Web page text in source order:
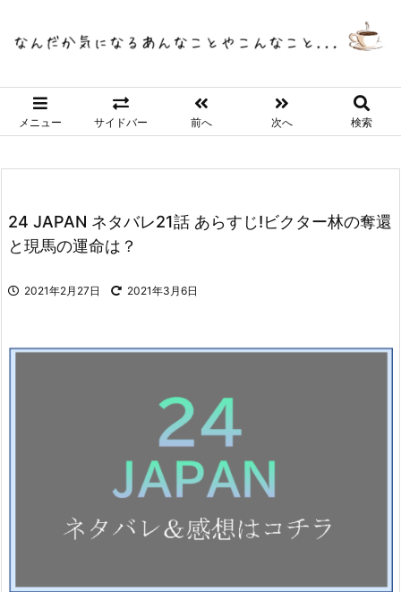
メニュー サイドバー 前へ 次へ 検索
24 JAPAN ネタバレ21話 あらすじ!ビクター林の奪還
と現馬の運命は？
2021年2月27日 2021年3月6日